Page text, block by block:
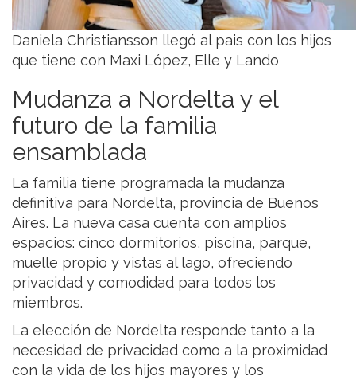
Daniela Christiansson llegó al pais con los hijos
que tiene con Maxi López, Elle y Lando
Mudanza a Nordelta y el
futuro de la familia
ensamblada
La familia tiene programada la mudanza
definitiva para Nordelta, provincia de Buenos
Aires. La nueva casa cuenta con amplios
espacios: cinco dormitorios, piscina, parque,
muelle propio y vistas al lago, ofreciendo
privacidad y comodidad para todos los
miembros.
La elección de Nordelta responde tanto a la
necesidad de privacidad como a la proximidad
con la vida de los hijos mayores y los